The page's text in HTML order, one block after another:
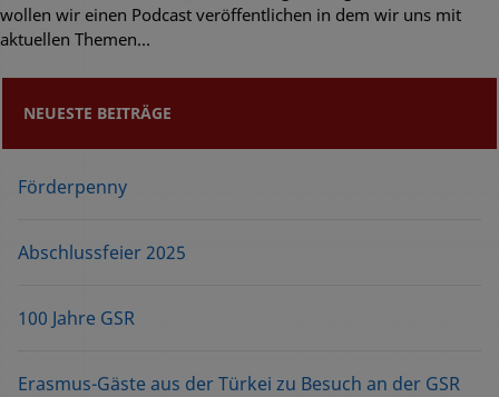
NEUESTE BEITRÄGE
Förderpenny
Abschlussfeier 2025
100 Jahre GSR
Erasmus-Gäste aus der Türkei zu Besuch an der GSR
wollen wir einen Podcast veröffentlichen in dem wir uns mit
aktuellen Themen…